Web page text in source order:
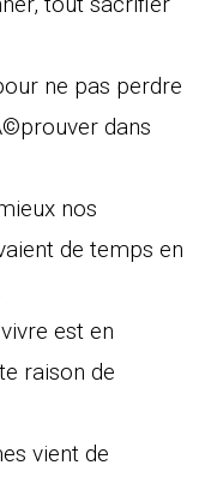
ne pas perdre
dans
nos
de temps en
est en
raison de
vient de